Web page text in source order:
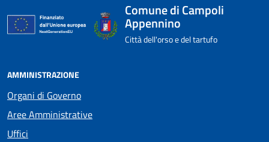
Comune di Campoli
Appennino
Città dell'orso e del tartufo
AMMINISTRAZIONE
Organi di Governo
Aree Amministrative
Uffici